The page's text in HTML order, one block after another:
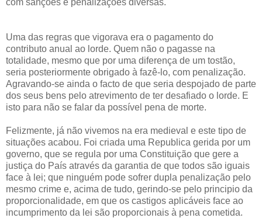
Uma das regras que vigorava era o pagamento do
contributo anual ao lorde. Quem não o pagasse na
totalidade, mesmo que por uma diferença de um tostão,
seria posteriormente obrigado à fazê-lo, com penalização.
Agravando-se ainda o facto de que seria despojado de parte
dos seus bens pelo atrevimento de ter desafiado o lorde. E
isto para não se falar da possível pena de morte.
Felizmente, já não vivemos na era medieval e este tipo de
situações acabou. Foi criada uma Republica gerida por um
governo, que se regula por uma Constituição que gere a
justiça do País através da garantia de que todos são iguais
face à lei; que ninguém pode sofrer dupla penalização pelo
mesmo crime e, acima de tudo, gerindo-se pelo principio da
proporcionalidade, em que os castigos aplicáveis face ao
incumprimento da lei são proporcionais à pena cometida.